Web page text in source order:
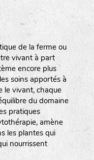
de la ferme ou
vivant à part
encore plus
soins apportés à
le vivant, chaque
du domaine
pratiques
amène
les plantes qui
nourrissent
à gauche)